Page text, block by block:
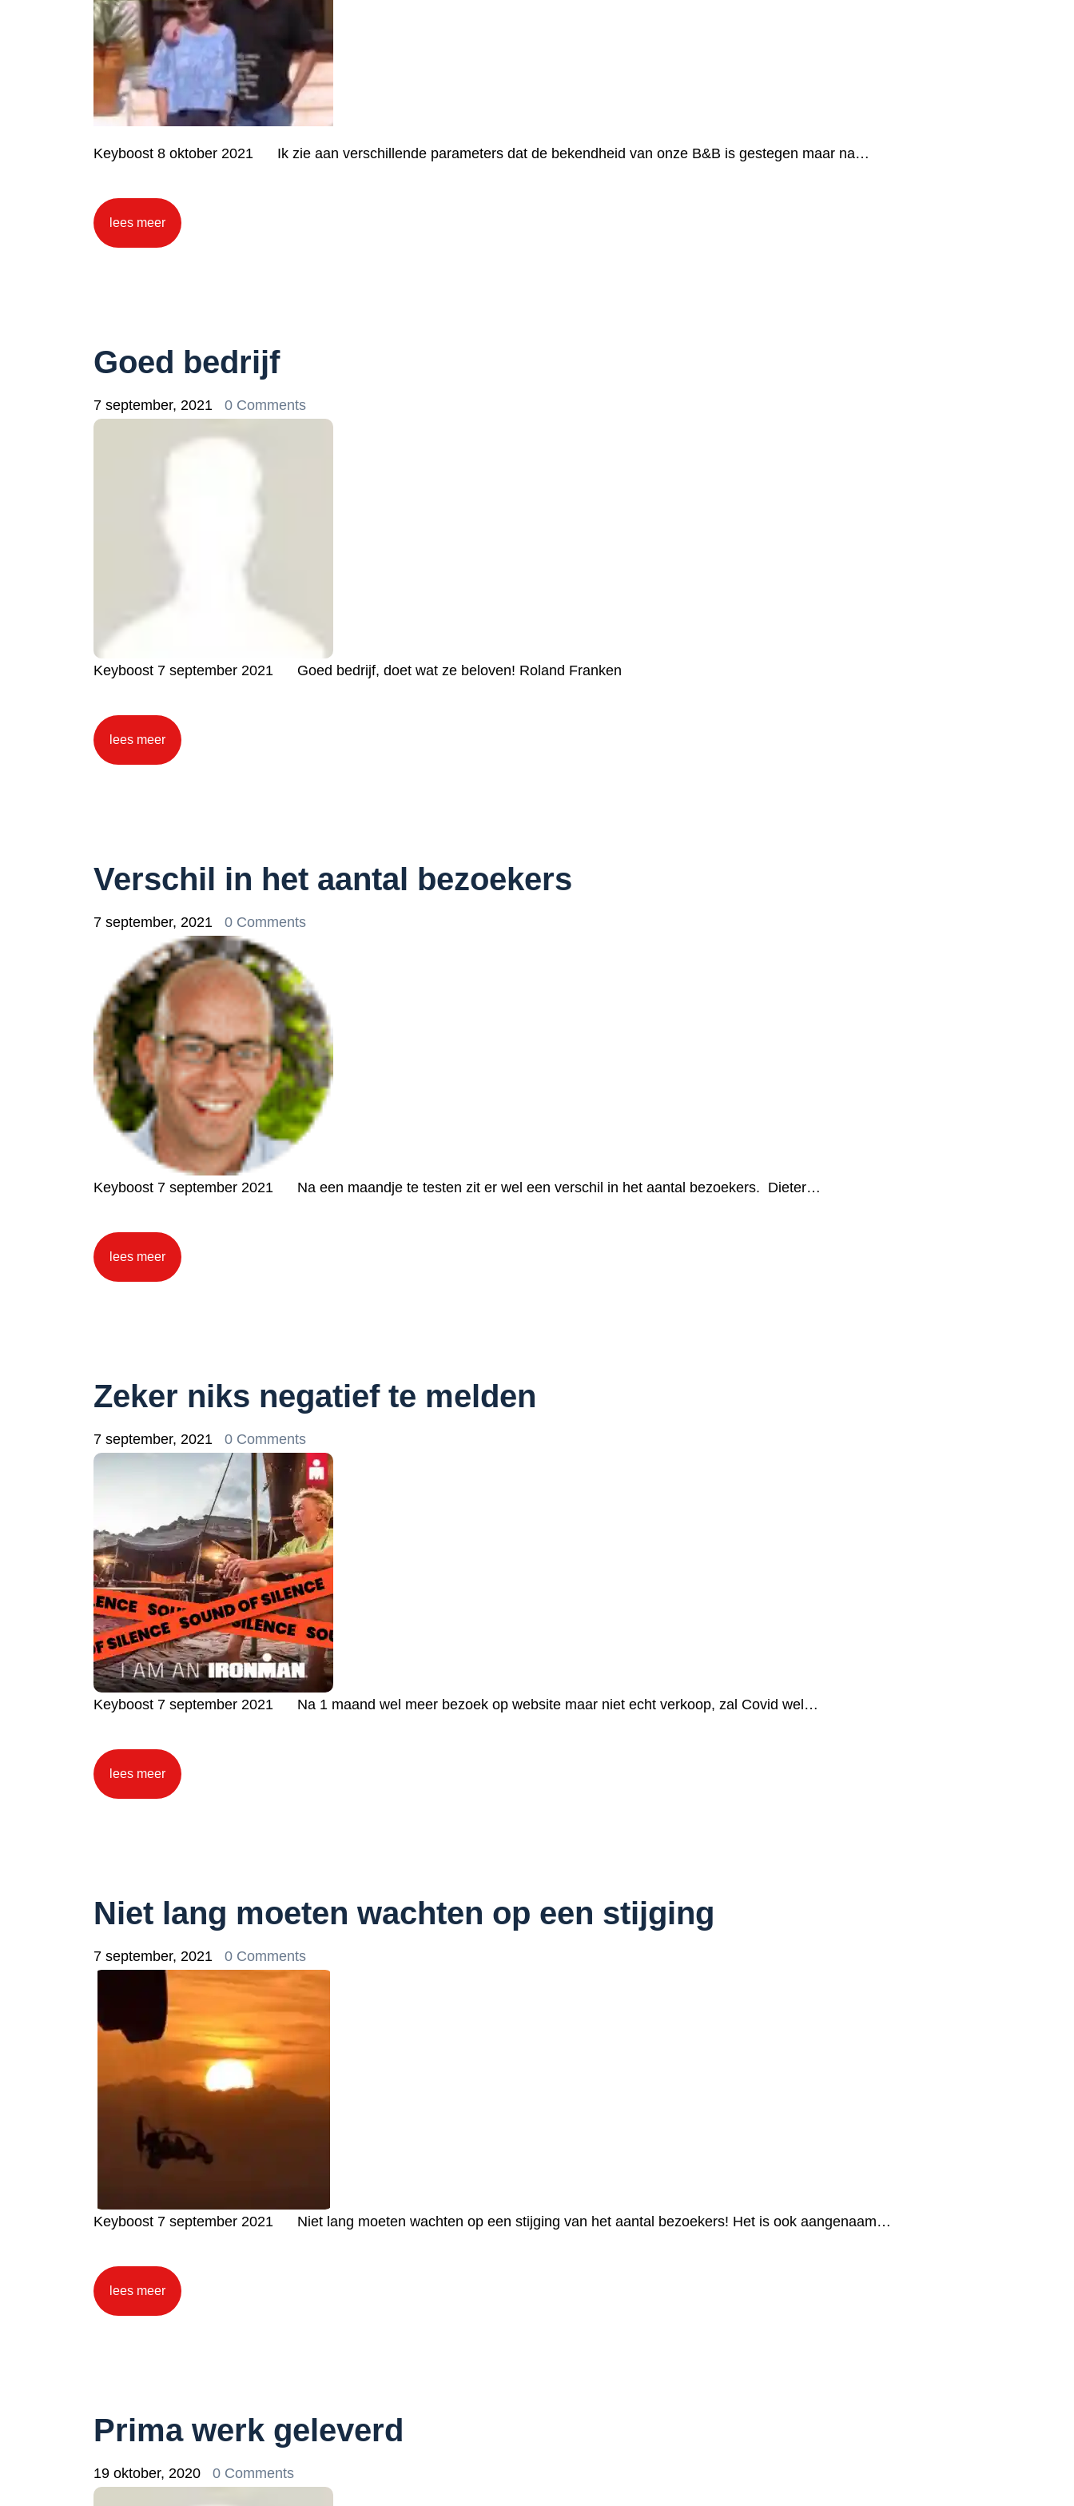
Keyboost 8 oktober 2021 Ik zie aan verschillende parameters dat de bekendheid van onze B&B is gestegen maar na…
lees meer
Goed bedrijf
7 september, 2021 0 Comments
Keyboost 7 september 2021 Goed bedrijf, doet wat ze beloven! Roland Franken
lees meer
Verschil in het aantal bezoekers
7 september, 2021 0 Comments
Keyboost 7 september 2021 Na een maandje te testen zit er wel een verschil in het aantal bezoekers. Dieter…
lees meer
Zeker niks negatief te melden
7 september, 2021 0 Comments
Keyboost 7 september 2021 Na 1 maand wel meer bezoek op website maar niet echt verkoop, zal Covid wel…
lees meer
Niet lang moeten wachten op een stijging
7 september, 2021 0 Comments
Keyboost 7 september 2021 Niet lang moeten wachten op een stijging van het aantal bezoekers! Het is ook aangenaam…
lees meer
Prima werk geleverd
19 oktober, 2020 0 Comments